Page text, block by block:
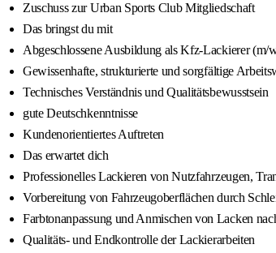
Zuschuss zur Urban Sports Club Mitgliedschaft
Das bringst du mit
Abgeschlossene Ausbildung als Kfz-Lackierer
Gewissenhafte, strukturierte und sorgfältige
Technisches Verständnis und Qualitätsbewusstsein
gute Deutschkenntnisse
Kundenorientiertes Auftreten
Das erwartet dich
Professionelles Lackieren von Nutzfahrzeugen,
Vorbereitung von Fahrzeugoberflächen durch
Farbtonanpassung und Anmischen von Lacken
Qualitäts- und Endkontrolle der Lackierarbeiten